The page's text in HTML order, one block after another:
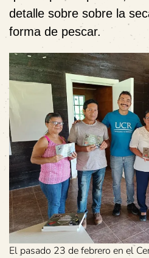
detalle sobre sobre la
forma de pescar.
El pasado 23 de febrero en el